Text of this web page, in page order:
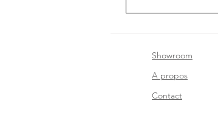
Showroom
A propos
Contact